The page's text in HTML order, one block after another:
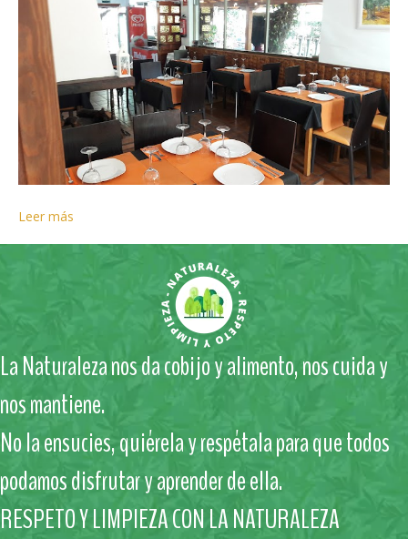
Leer más
La Naturaleza nos da cobijo y alimento, nos cuida y
nos mantiene.
No la ensucies, quiérela y respétala para que todos
podamos disfrutar y aprender de ella.
RESPETO Y LIMPIEZA CON LA NATURALEZA